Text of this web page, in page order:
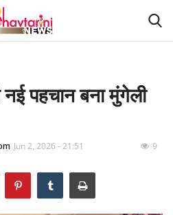
पहचान बना मुंगेली
Jun 2, 2026 - 21:51 9